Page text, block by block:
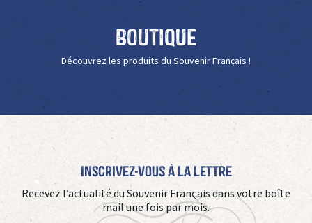
Boutique
Découvrez les produits du Souvenir Français !
Inscrivez-vous à La Lettre
Recevez l’actualité du Souvenir Français dans votre boîte
mail une fois par mois.